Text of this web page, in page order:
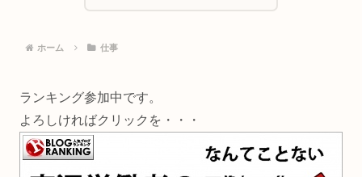
ホーム 仕事
ランキング参加中です。
よろしければクリックを・・・